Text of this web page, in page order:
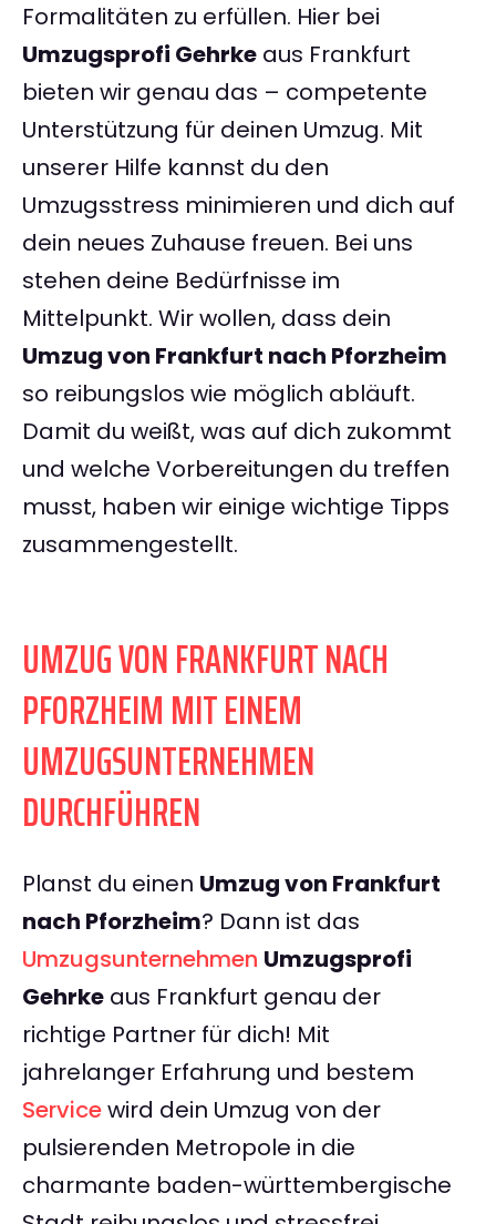
Formalitäten zu erfüllen. Hier bei
Umzugsprofi Gehrke aus Frankfurt
bieten wir genau das – competente
Unterstützung für deinen Umzug. Mit
unserer Hilfe kannst du den
Umzugsstress minimieren und dich auf
dein neues Zuhause freuen. Bei uns
stehen deine Bedürfnisse im
Mittelpunkt. Wir wollen, dass dein
Umzug von Frankfurt nach Pforzheim
so reibungslos wie möglich abläuft.
Damit du weißt, was auf dich zukommt
und welche Vorbereitungen du treffen
musst, haben wir einige wichtige Tipps
zusammengestellt.
UMZUG VON FRANKFURT NACH
PFORZHEIM MIT EINEM
UMZUGSUNTERNEHMEN
DURCHFÜHREN
Planst du einen Umzug von Frankfurt
nach Pforzheim? Dann ist das
Umzugsunternehmen Umzugsprofi
Gehrke aus Frankfurt genau der
richtige Partner für dich! Mit
jahrelanger Erfahrung und bestem
Servicewird dein Umzug von der
pulsierenden Metropole in die
charmante baden-württembergische